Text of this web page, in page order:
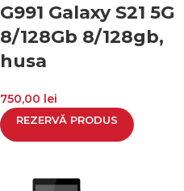
G991 Galaxy S21 5G
8/128Gb 8/128gb,
husa
750,00 lei
REZERVĂ PRODUS